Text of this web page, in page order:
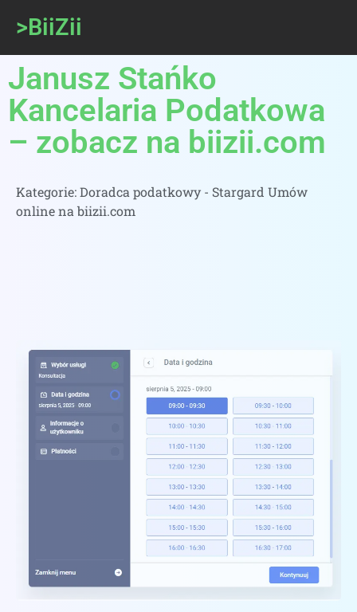
>BiiZii
Janusz Stańko
Kancelaria Podatkowa
– zobacz na biizii.com
Kategorie:Doradca podatkowy - Stargard Umów
online na biizii.com